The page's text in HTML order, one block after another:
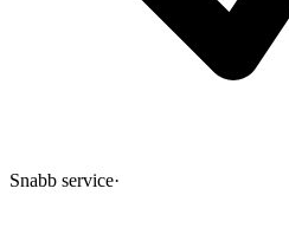
Snabb service·